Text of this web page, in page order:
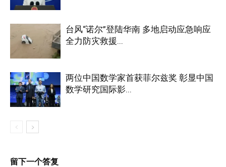
台风“诺尔”登陆华南 多地启动应急响应
全力防灾救援...
两位中国数学家首获菲尔兹奖 彰显中国
数学研究国际影...
留下一个答复